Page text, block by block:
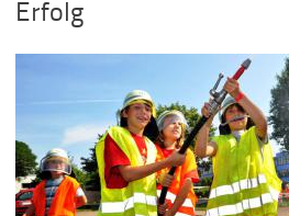
Erfolg